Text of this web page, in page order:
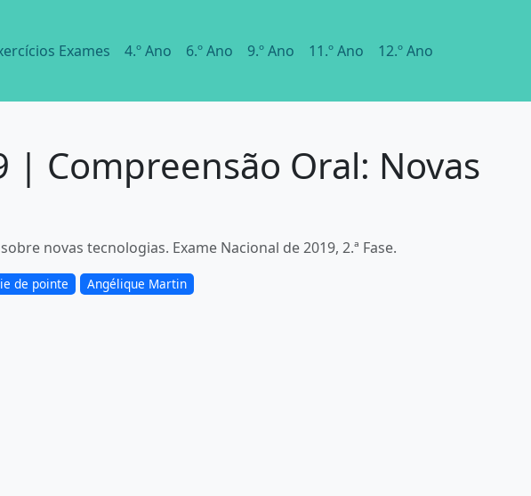
Exames 4.º Ano 6.º Ano 9.º Ano 11.º Ano 12.º Ano
| Compreensão Oral: Novas
novas tecnologias. Exame Nacional de 2019, 2.ª Fase.
de pointe Angélique Martin